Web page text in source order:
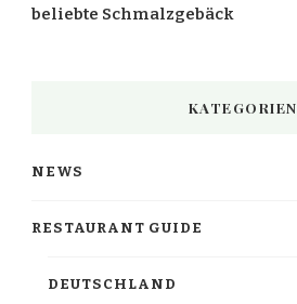
beliebte Schmalzgebäck
KATEGORIEN
NEWS
RESTAURANT GUIDE
DEUTSCHLAND